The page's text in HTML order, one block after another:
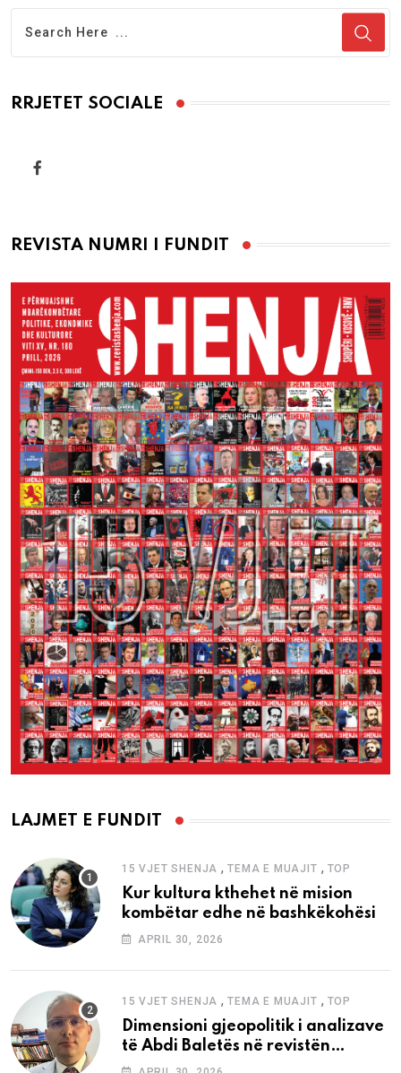
RRJETET SOCIALE
REVISTA NUMRI I FUNDIT
LAJMET E FUNDIT
15 VJET SHENJA ,TEMA E MUAJIT , TOP
Kur kultura kthehet në mision
kombëtar edhe në bashkëkohësi
APRIL 30, 2026
15 VJET SHENJA ,TEMA E MUAJIT , TOP
Dimensioni gjeopolitik i analizave
të Abdi Baletës në revistën
“Shenja”